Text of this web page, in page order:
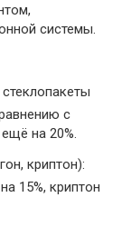
системы.
с
на 20%.
криптон):
15%, криптон